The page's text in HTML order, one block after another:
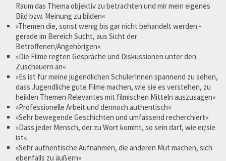
Raum das Thema objektiv zu betrachten und mir mein eigenes
Bild bzw. Meinung zu bilden«
»Themen die, sonst wenig bis gar nicht behandelt werden -
gerade im Bereich Sucht, aus Sicht der
Betroffenen/Angehörigen«
»Die Filme regten Gespräche und Diskussionen unter den
Zuschauern an«
»Es ist für meine jugendlichen SchülerInnen spannend zu sehen,
dass Jugendliche gute Filme machen, wie sie es verstehen, zu
heiklen Themen Relevantes mit filmischen Mitteln auszusagen«
»Professionelle Arbeit und dennoch authentisch«
»Sehr bewegende Geschichten und umfassend recherchiert«
»Dass jeder Mensch, der zu Wort kommt, so sein darf, wie er/sie
ist«
»Sehr authentische Aufnahmen, die anderen Mut machen, sich
ebenfalls zu äußern«